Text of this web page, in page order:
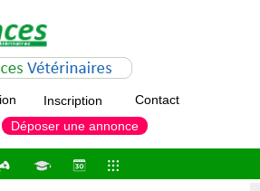
Déposer une annonce
Inscription Contact